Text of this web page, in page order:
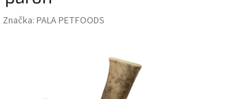
Značka: PALA PETFOODS